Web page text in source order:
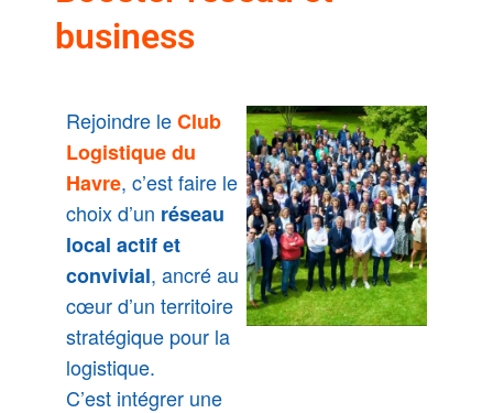
business
Rejoindre leClub
Logistique du
Havre, c’est faire le
choix d’un réseau
local actif et
convivial, ancré au
cœur d’un territoire
stratégique pour la
logistique.
C’est intégrer une